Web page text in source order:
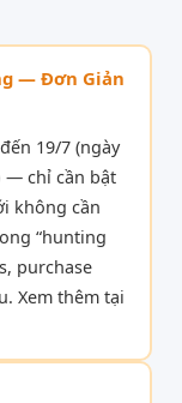
— Đơn Giản
19/7 (ngày
— chỉ cần bật
không cần
“hunting
purchase
Xem thêm tại